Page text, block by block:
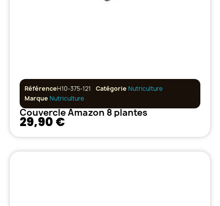
RéférenceH10-375-121 Catégorie Nutriculture
Marque Nutriculture
Couvercle Amazon 8 plantes
29,90 €